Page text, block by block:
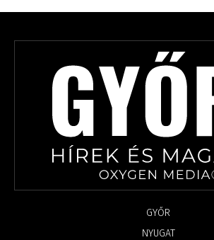
GYŐR
NYUGAT